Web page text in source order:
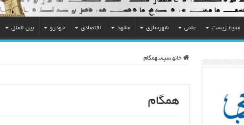
محیط زیست علمی شهرسازی مشهد اقتصادی خودرو بین الملل
خانه سپس همگام
همگام